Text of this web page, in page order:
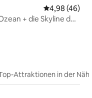
4,98 (46)
+ die Skyline der
Attraktionen in der